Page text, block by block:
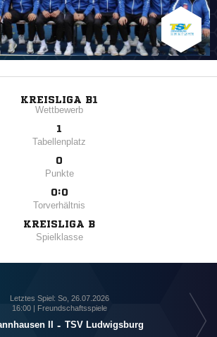
KREISLIGA B1
Wettbewerb
1
Tabellenplatz
0
Punkte
0:0
Torverhältnis
KREISLIGA B
Spielklasse
Letztes Spiel: So, 26.07.2026
16:00 | Freundschaftsspiele
II - TSV Ludwigsburg